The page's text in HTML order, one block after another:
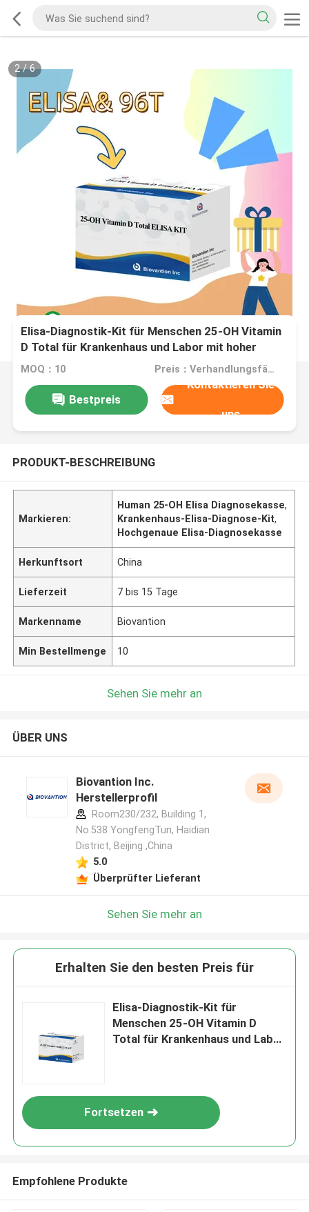
2/6
Elisa-Diagnostik-Kit für Menschen 25-OH Vitamin
D Total für Krankenhaus und Labor mit hoher
Genauigkeit
MOQ：10 Preis：Verhandlungsfähig
Bestpreis
Kontaktieren Sie
uns
PRODUKT-BESCHREIBUNG
Markieren:
Human 25-OH Elisa Diagnosekasse,
Krankenhaus-Elisa-Diagnose-Kit,
Hochgenaue Elisa-Diagnosekasse
Herkunftsort China
Lieferzeit 7 bis 15 Tage
Markenname Biovantion
Min Bestellmenge 10
Sehen Sie mehr an
ÜBER UNS
Biovantion Inc.
Herstellerprofil
Room230/232, Building 1,
No.538 YongfengTun, Haidian
District, Beijing ,China
5.0
Überprüfter Lieferant
Sehen Sie mehr an
Erhalten Sie den besten Preis für
Elisa-Diagnostik-Kit für
Menschen 25-OH Vitamin D
Total für Krankenhaus und Labor
Fortsetzen
Empfohlene Produkte